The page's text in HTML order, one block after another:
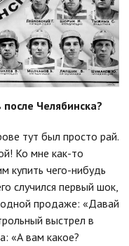
Челябинска?
тут был просто рай.
Ко мне как-то
купить чего-нибудь
случился первый шок,
продаже: «Давай
выстрел в
«А вам какое?